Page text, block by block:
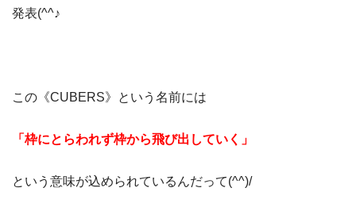
発表(^^♪
この《CUBERS》という名前には
「枠にとらわれず枠から飛び出していく」
という意味が込められているんだって(^^)/